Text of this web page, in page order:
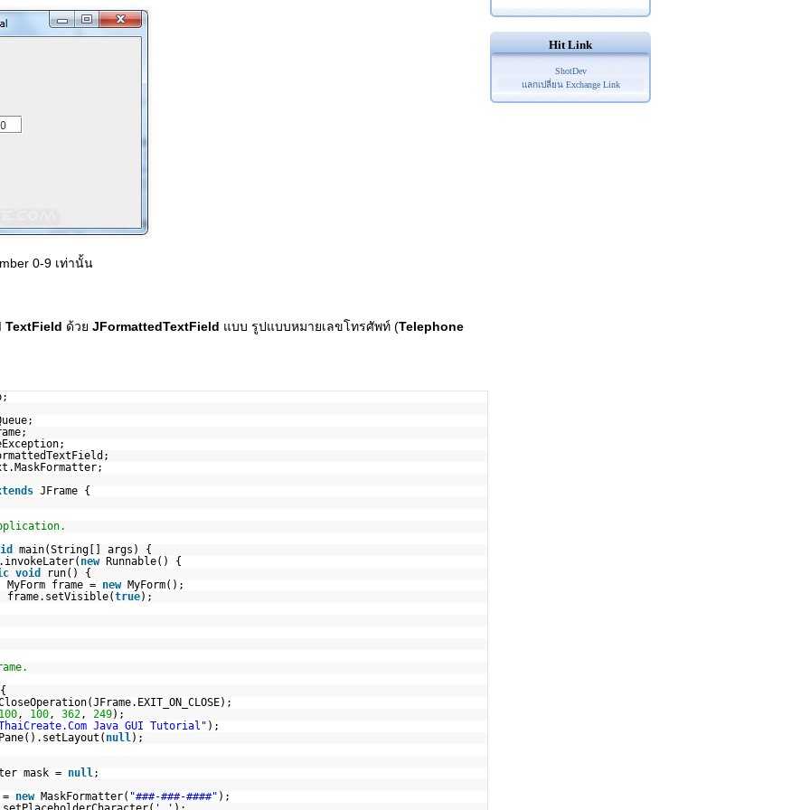
0-9 เท่านั้น
TextField ด้วย JFormattedTextField แบบ รูปแบบหมายเลขโทรศัพท์ (Telephone
JFrame {
main(String[] args) {
new
Runnable() {
void
run() {
MyForm frame = new
MyForm();
frame.setVisible(true);
, 100, 362, 249);
Java GUI Tutorial" );
null);
mask = null;
= new MaskFormatter( "###-###-####" );
Hit Link
ShotDev
แลกเปลี่ยน Exchange Link